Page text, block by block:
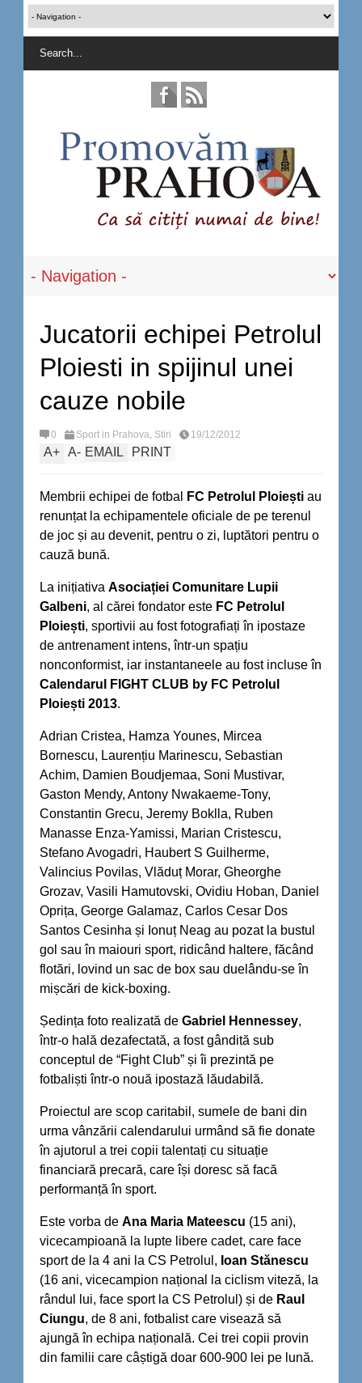
Jucatorii echipei Petrolul
Ploiesti in spijinul unei
cauze nobile
0 Sport in Prahova, Stiri 19/12/2012
A+ A- EMAIL PRINT
Membrii echipei de fotbal FC Petrolul Ploiești au
renunțat la echipamentele oficiale de pe terenul
de joc și au devenit, pentru o zi, luptători pentru o
cauză bună.
La inițiativa Asociației Comunitare Lupii
Galbeni, al cărei fondator este FC Petrolul
Ploiești, sportivii au fost fotografiați în ipostaze
de antrenament intens, într-un spațiu
nonconformist, iar instantaneele au fost incluse în
Calendarul FIGHT CLUB by FC Petrolul
Ploiești 2013.
Adrian Cristea, Hamza Younes, Mircea
Bornescu, Laurențiu Marinescu, Sebastian
Achim, Damien Boudjemaa, Soni Mustivar,
Gaston Mendy, Antony Nwakaeme-Tony,
Constantin Grecu, Jeremy Boklla, Ruben
Manasse Enza-Yamissi, Marian Cristescu,
Stefano Avogadri, Haubert S Guilherme,
Valincius Povilas, Vlăduț Morar, Gheorghe
Grozav, Vasili Hamutovski, Ovidiu Hoban, Daniel
Oprița, George Galamaz, Carlos Cesar Dos
Santos Cesinha și Ionuț Neag au pozat la bustul
gol sau în maiouri sport, ridicând haltere, făcând
flotări, lovind un sac de box sau duelându-se în
mișcări de kick-boxing.
Ședința foto realizată de Gabriel Hennessey,
într-o hală dezafectată, a fost gândită sub
conceptul de “Fight Club” și îi prezintă pe
fotbaliști într-o nouă ipostază lăudabilă.
Proiectul are scop caritabil, sumele de bani din
urma vânzării calendarului urmând să fie donate
în ajutorul a trei copii talentați cu situație
financiară precară, care își doresc să facă
performanță în sport.
Este vorba de Ana Maria Mateescu (15 ani),
vicecampioană la lupte libere cadet, care face
sport de la 4 ani la CS Petrolul, Ioan Stănescu
(16 ani, vicecampion național la ciclism viteză, la
rândul lui, face sport la CS Petrolul) și de Raul
Ciungu, de 8 ani, fotbalist care visează să
ajungă în echipa națională. Cei trei copii provin
din familii care câștigă doar 600-900 lei pe lună.